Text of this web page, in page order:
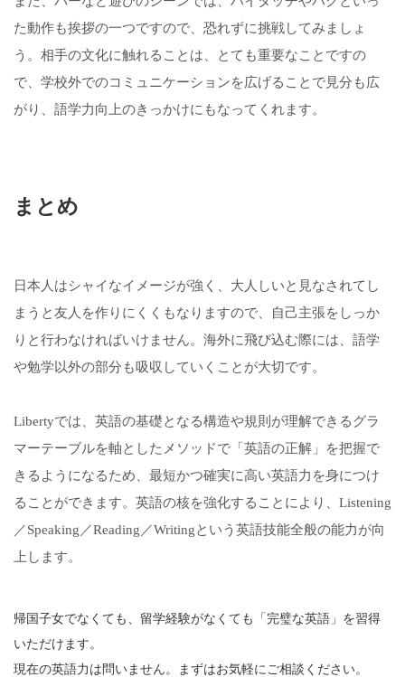
た動作も挨拶の一つですので、恐れずに挑戦してみましょ
う。相手の文化に触れることは、とても重要なことですの
で、学校外でのコミュニケーションを広げることで見分も広
がり、語学力向上のきっかけにもなってくれます。
まとめ
日本人はシャイなイメージが強く、大人しいと見なされてし
まうと友人を作りにくくもなりますので、自己主張をしっか
りと行わなければいけません。海外に飛び込む際には、語学
や勉学以外の部分も吸収していくことが大切です。
Libertyでは、英語の基礎となる構造や規則が理解できるグラ
マーテーブルを軸としたメソッドで「英語の正解」を把握で
きるようになるため、最短かつ確実に高い英語力を身につけ
ることができます。英語の核を強化することにより、Listening
／Speaking／Reading／Writingという英語技能全般の能力が向
上します。
帰国子女でなくても、留学経験がなくても「完璧な英語」を習得
いただけます。
現在の英語力は問いません。まずはお気軽にご相談ください。